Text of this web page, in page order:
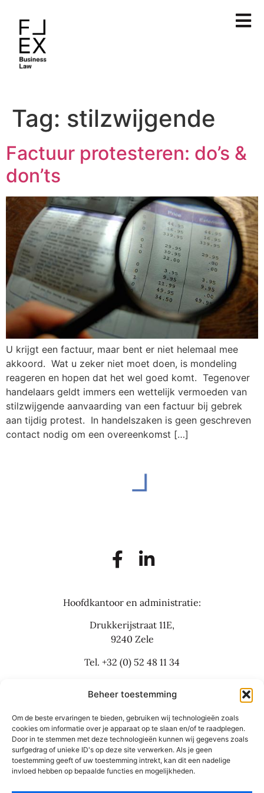
Beheer toestemming
Om de beste ervaringen te bieden, gebruiken wij technologieën zoals
cookies om informatie over je apparaat op te slaan en/of te raadplegen.
Door in te stemmen met deze technologieën kunnen wij gegevens zoals
surfgedrag of unieke ID's op deze site verwerken. Als je geen
toestemming geeft of uw toestemming intrekt, kan dit een nadelige
invloed hebben op bepaalde functies en mogelijkheden.
Tag: stilzwijgende
Factuur protesteren: do’s &
don’ts
U krijgt een factuur, maar bent er niet helemaal mee
akkoord. Wat u zeker niet moet doen, is mondeling
reageren en hopen dat het wel goed komt. Tegenover
handelaars geldt immers een wettelijk vermoeden van
stilzwijgende aanvaarding van een factuur bij gebrek
aan tijdig protest. In handelszaken is geen geschreven
contact nodig om een overeenkomst […]
Hoofdkantoor en administratie:
Drukkerijstraat 11E,
9240 Zele
Tel. +32 (0) 52 48 11 34
Bijkantoor:
Grote Baan 30
9310 Aalst